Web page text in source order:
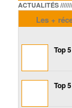
ACTUALITÉS
Les +
Top
Top